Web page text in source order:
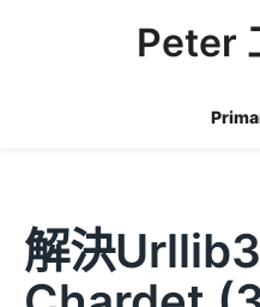
Peter
解決